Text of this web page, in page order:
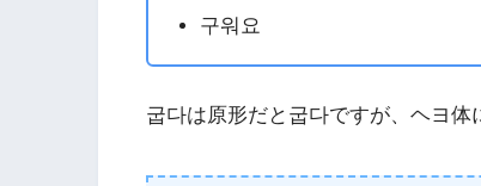
구워요
굽다は原形だと굽다ですが、ヘヨ体